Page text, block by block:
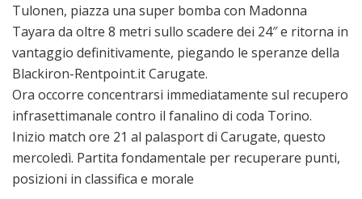
Tulonen, piazza una super bomba con Madonna
Tayara da oltre 8 metri sullo scadere dei 24″ e ritorna in
vantaggio definitivamente, piegando le speranze della
Blackiron-Rentpoint.it Carugate.
Ora occorre concentrarsi immediatamente sul recupero
infrasettimanale contro il fanalino di coda Torino.
Inizio match ore 21 al palasport di Carugate, questo
mercoledì. Partita fondamentale per recuperare punti,
posizioni in classifica e morale